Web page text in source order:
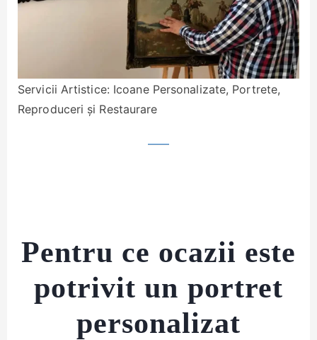
Servicii Artistice: Icoane Personalizate, Portrete,
Reproduceri și Restaurare
Pentru ce ocazii este
potrivit un portret
personalizat